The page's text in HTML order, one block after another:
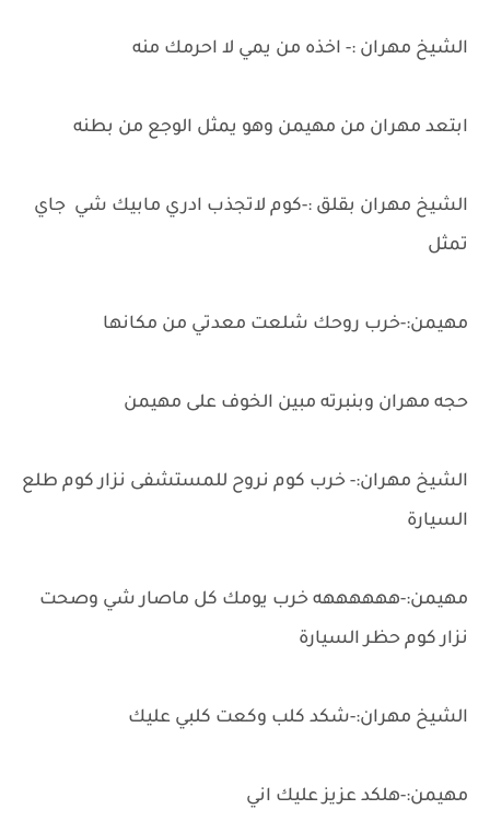
الشيخ مهران :- اخذه من يمي لا احرمك منه
ابتعد مهران من مهيمن وهو يمثل الوجع من بطنه
الشيخ مهران بقلق :-كوم لاتجذب ادري مابيك شي جاي
تمثل
مهيمن:-خرب روحك شلعت معدتي من مكانها
حجه مهران وبنبرته مبين الخوف على مهيمن
الشيخ مهران:- خرب كوم نروح للمستشفى نزار كوم طلع
السيارة
مهيمن:-ههههههه خرب يومك كل ماصار شي وصحت
نزار كوم حظر السيارة
الشيخ مهران:-شكد كلب وكعت كلبي عليك
مهيمن:-هلكد عزيز عليك اني